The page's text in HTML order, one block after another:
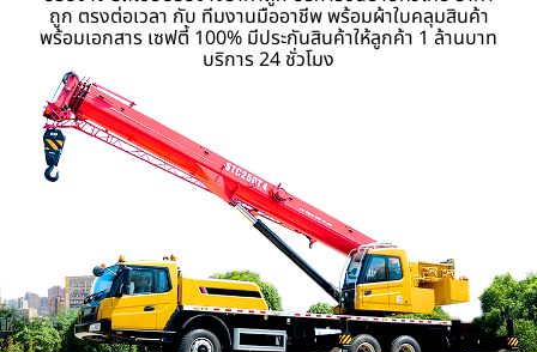
ถูก ตรงต่อเวลา กับ ทีมงานมืออาชีพ พร้อมผ้าใบคลุมสินค้า
พร้อมเอกสาร เซฟตี้ 100% มีประกันสินค้าให้ลูกค้า 1 ล้านบาท
บริการ 24 ชั่วโมง